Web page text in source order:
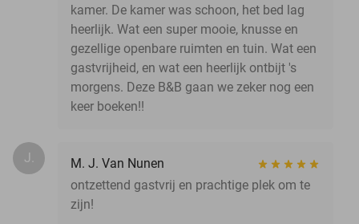
kamer. De kamer was schoon, het bed lag
heerlijk. Wat een super mooie, knusse en
gezellige openbare ruimten en tuin. Wat een
gastvrijheid, en wat een heerlijk ontbijt 's
morgens. Deze B&B gaan we zeker nog een
keer boeken!!
J.
M. J. Van Nunen
ontzettend gastvrij en prachtige plek om te
zijn!